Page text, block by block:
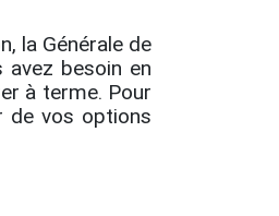
la Générale de
avez besoin en
à terme. Pour
de vos options